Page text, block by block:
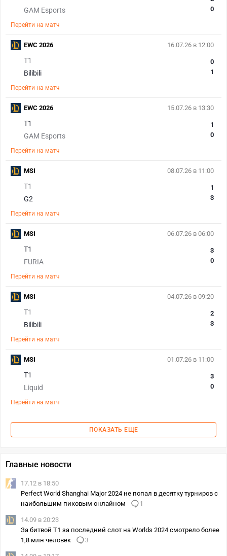
GAM Esports
0
Перейти на матч
16.07.26 в 12:00
T1
Bilibili
0
1
Перейти на матч
EWC 2026
15.07.26 в 13:30
T1
GAM Esports
1
0
Перейти на матч
EWC 2026
08.07.26 в 11:00
T1
G2
1
3
Перейти на матч
MSI
06.07.26 в 06:00
T1
FURIA
3
0
Перейти на матч
MSI
04.07.26 в 09:20
T1
Bilibili
2
3
Перейти на матч
MSI
01.07.26 в 11:00
T1
Liquid
3
0
Перейти на матч
MSI
ПОКАЗАТЬ ЕЩЕ
Главные новости
17.12 в 18:50
Perfect World Shanghai Major 2024 не попал в десятку турниров с
наибольшим пиковым онлайном
1
14.09 в 20:23
За битвой T1 за последний слот на Worlds 2024 смотрело более
1,8 млн человек
3